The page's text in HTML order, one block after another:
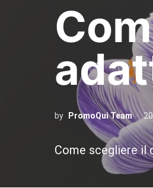
by PromoQui Team
Come scegliere il